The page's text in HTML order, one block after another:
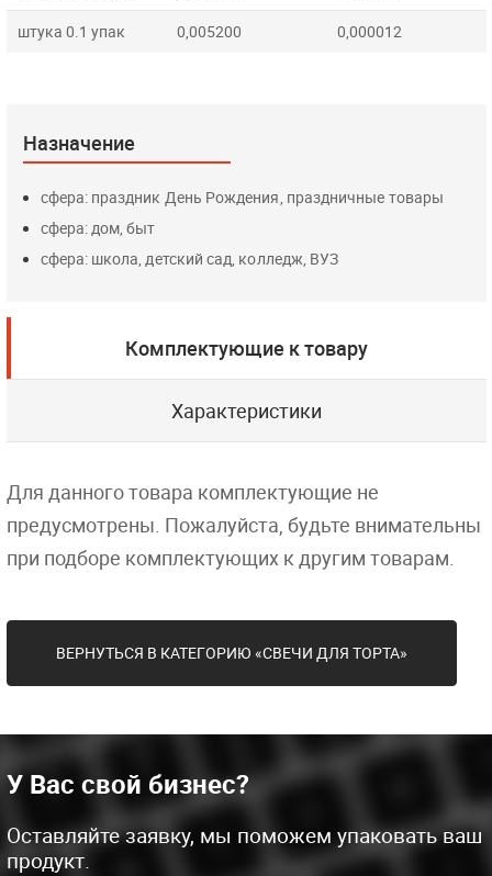
штука 0.1 упак 0,005200 0,000012
Назначение
сфера: праздник День Рождения, праздничные товары
сфера: дом, быт
сфера: школа, детский сад, колледж, ВУЗ
Комплектующие к товару
Характеристики
Для данного товара комплектующие не
предусмотрены. Пожалуйста, будьте внимательны
при подборе комплектующих к другим товарам.
ВЕРНУТЬСЯ В КАТЕГОРИЮ «СВЕЧИ ДЛЯ ТОРТА»
У Вас свой бизнес?
Оставляйте заявку, мы поможем упаковать ваш
продукт.